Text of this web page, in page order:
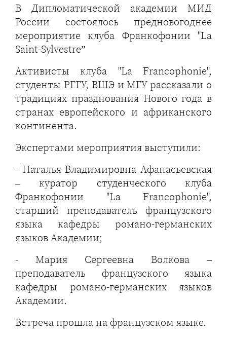
В Дипломатической академии МИД
России состоялось предновогоднее
мероприятие клуба Франкофонии "La
Saint-Sylvestre”
Активисты клуба "La Francophonie",
студенты РГГУ, ВШЭ и МГУ рассказали о
традициях празднования Нового года в
странах европейского и африканского
континента.
Экспертами мероприятия выступили:
- Наталья Владимировна Афанасьевская
– куратор студенческого клуба
Франкофонии "La Francophonie",
старший преподаватель французского
языка кафедры романо-германских
языков Академии;
- Мария Сергеевна Волкова –
преподаватель французского языка
кафедры романо-германских языков
Академии.
Встреча прошла на французском языке.